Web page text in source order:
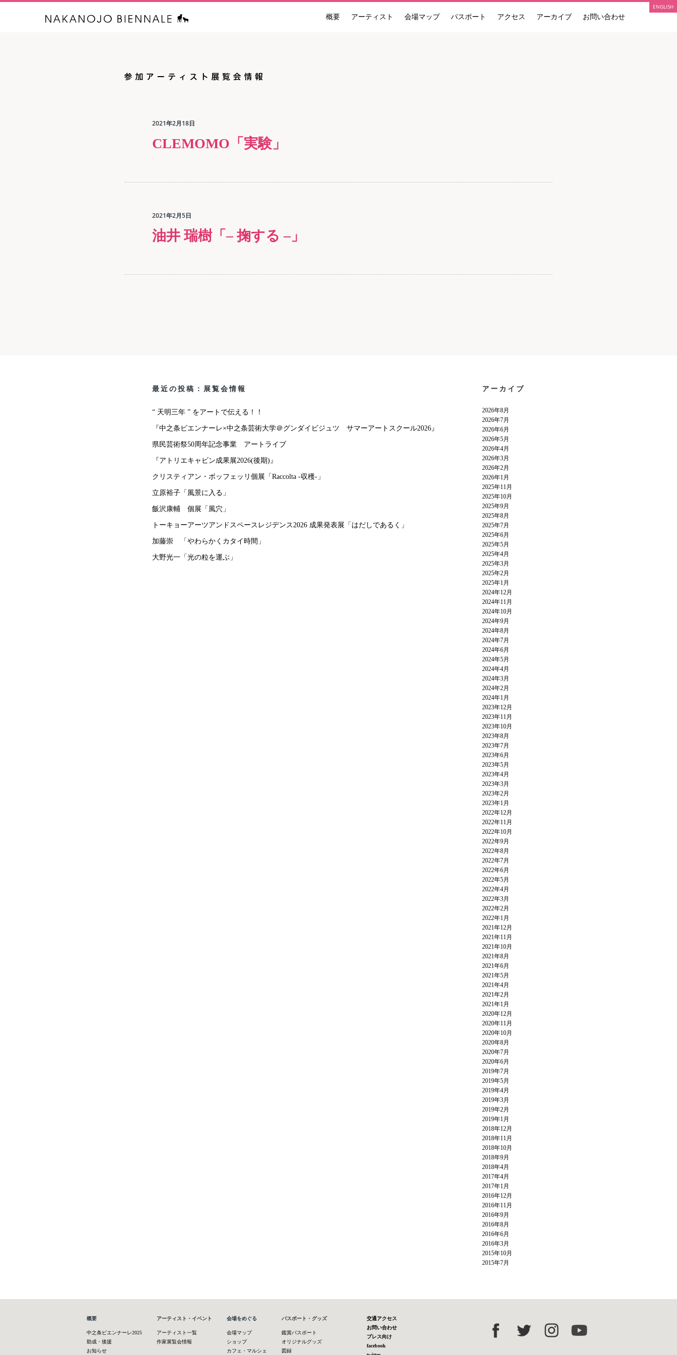
中之条ビエンナーレ 国際現代芸術祭 NAKANOJO BIENNALE
概要 アーティスト 会場マップ パスポート アクセス アーカイブ お問い合わせ
ENGLISH
2021年2月18日
CLEMOMO「実験」
2021年2月5日
油井 瑞樹「– 掬する –」
最近の投稿：展覧会情報
“ 天明三年 ” をアートで伝える！！
『中之条ビエンナーレ×中之条芸術大学＠グンダイビジュツ サマーアートスクール2026』
県民芸術祭50周年記念事業 アートライブ
『アトリエキャビン成果展2026(後期)』
クリスティアン・ボッフェッリ個展「Raccolta -収穫-」
立原裕子「風景に入る」
飯沢康輔 個展「風穴」
トーキョーアーツアンドスペースレジデンス2026 成果発表展「はだしであるく」
加藤崇 「やわらかくカタイ時間」
大野光一「光の粒を運ぶ」
アーカイブ
2026年8月
2026年7月
2026年6月
2026年5月
2026年4月
2026年3月
2026年2月
2026年1月
2025年11月
2025年10月
2025年9月
2025年8月
2025年7月
2025年6月
2025年5月
2025年4月
2025年3月
2025年2月
2025年1月
2024年12月
2024年11月
2024年10月
2024年9月
2024年8月
2024年7月
2024年6月
2024年5月
2024年4月
2024年3月
2024年2月
2024年1月
2023年12月
2023年11月
2023年10月
2023年8月
2023年7月
2023年6月
2023年5月
2023年4月
2023年3月
2023年2月
2023年1月
2022年12月
2022年11月
2022年10月
2022年9月
2022年8月
2022年7月
2022年6月
2022年5月
2022年4月
2022年3月
2022年2月
2022年1月
2021年12月
2021年11月
2021年10月
2021年8月
2021年6月
2021年5月
2021年4月
2021年2月
2021年1月
2020年12月
2020年11月
2020年10月
2020年8月
2020年7月
2020年6月
2019年7月
2019年5月
2019年4月
2019年3月
2019年2月
2019年1月
2018年12月
2018年11月
2018年10月
2018年9月
2018年4月
2017年4月
2017年1月
2016年12月
2016年11月
2016年9月
2016年8月
2016年6月
2016年3月
2015年10月
2015年7月
概要
中之条ビエンナーレ2025
助成・後援
お知らせ
アーティスト・イベント
アーティスト一覧
作家展覧会情報
会場をめぐる
会場マップ
ショップ
カフェ・マルシェ
パスポート・グッズ
鑑賞パスポート
オリジナルグッズ
図録
交通アクセス
お問い合わせ
プレス向け
facebook